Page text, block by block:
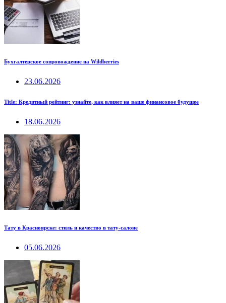
Бухгалтерское сопровождение на Wildberries
23.06.2026
Title: Кредитный рейтинг: узнайте, как влияет на ваше финансовое будущее
18.06.2026
Тату в Красноярске: стиль и качество в тату-салоне
05.06.2026